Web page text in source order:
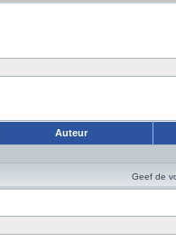
Auteur
Geef de